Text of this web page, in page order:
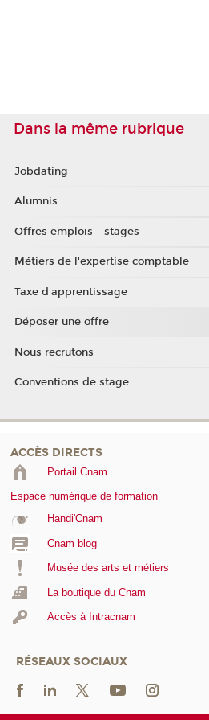
Dans la même rubrique
Jobdating
Alumnis
Offres emplois - stages
Métiers de l'expertise comptable
Taxe d'apprentissage
Déposer une offre
Nous recrutons
Conventions de stage
ACCÈS DIRECTS
Portail Cnam
Espace numérique de formation
Handi'Cnam
Cnam blog
Musée des arts et métiers
La boutique du Cnam
Accès à Intracnam
RÉSEAUX SOCIAUX